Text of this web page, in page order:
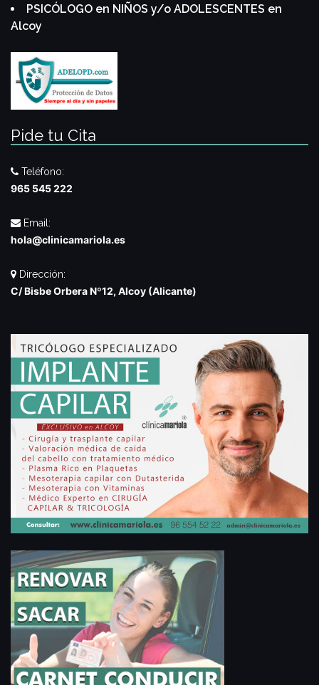
PSICÓLOGO en NIÑOS y/o ADOLESCENTES en
Alcoy
Pide tu Cita
Teléfono:
965 545 222
Email:
hola@clinicamariola.es
Dirección:
C/ Bisbe Orbera Nº12, Alcoy (Alicante)